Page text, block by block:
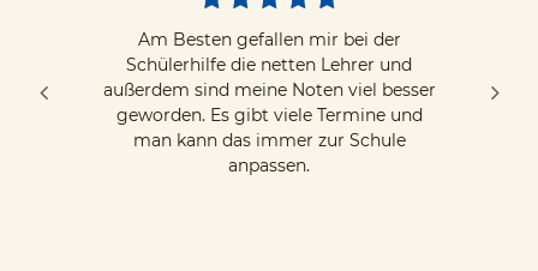
Am Besten gefallen mir bei der
Schülerhilfe die netten Lehrer und
außerdem sind meine Noten viel besser
geworden. Es gibt viele Termine und
man kann das immer zur Schule
anpassen.